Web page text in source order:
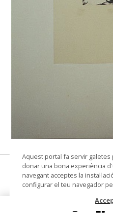
© Arxiu Fotogràfic del Consorci
Sitges
dibuix
Datació
Aquest portal fa servir
donar una bona experiència
navegant acceptes la
configurar el teu navegador